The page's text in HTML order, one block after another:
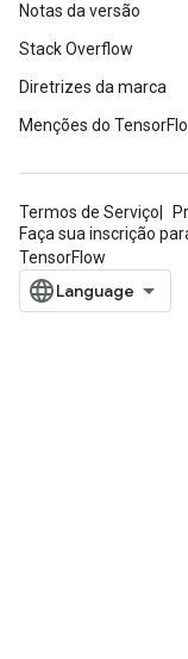
Notas da versão
Stack Overflow
Diretrizes da marca
Menções do
Termos de Serviço
Faça sua inscrição
TensorFlow